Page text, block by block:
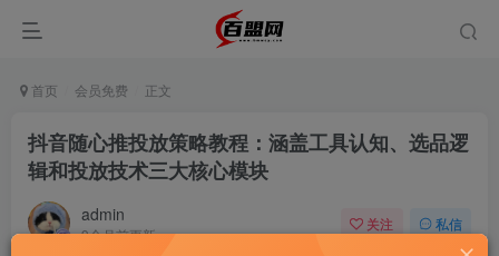
首页 会员免费 正文
抖音随心推投放策略教程：涵盖工具认知、选品逻
辑和投放技术三大核心模块
admin
9个月前更新
关注 私信